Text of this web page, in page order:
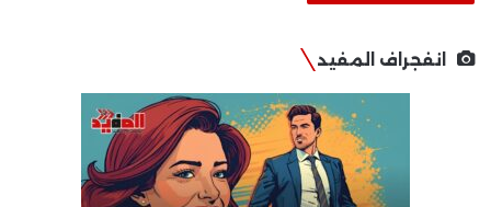
انفجراف المفيد